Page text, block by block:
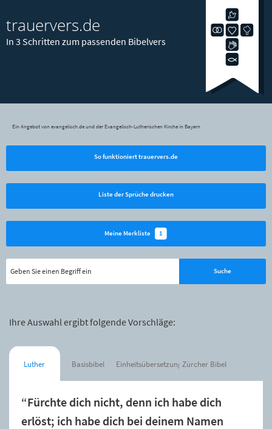
trauervers.de
In 3 Schritten zum passenden Bibelvers
Ein Angebot von evangelisch.de und der Evangelisch-Lutherischen Kirche in Bayern
So funktioniert trauervers.de
Liste der Sprüche drucken
Meine Merkliste 1
Ihre Auswahl ergibt folgende Vorschläge:
Luther Basisbibel Einheitsübersetzung Zürcher Bibel
“Fürchte dich nicht, denn ich habe dich
erlöst; ich habe dich bei deinem Namen